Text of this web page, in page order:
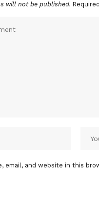
will not be published.
email, and website in this